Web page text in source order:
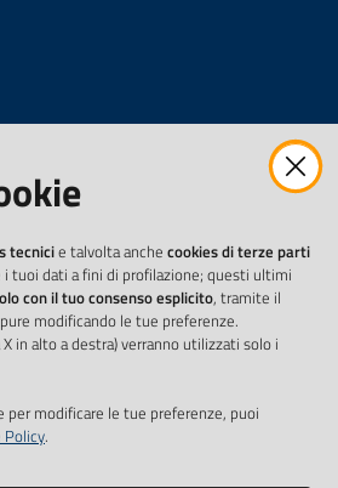
tecnicie talvolta anche cookies di terze parti
tuoi dati a fini di profilazione; questi ultimi
con il tuo consenso esplicito, tramite il
modificando le tue preferenze.
in alto a destra) verranno utilizzati solo i
per modificare le tue preferenze, puoi
Policy.